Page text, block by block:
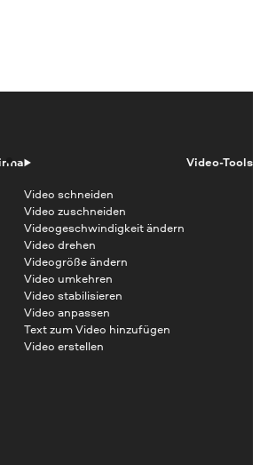
Video-Tools
Video schneiden
Video zuschneiden
Videogeschwindigkeit ändern
Video drehen
Videogröße ändern
Video umkehren
Video stabilisieren
Video anpassen
Text zum Video hinzufügen
Video erstellen